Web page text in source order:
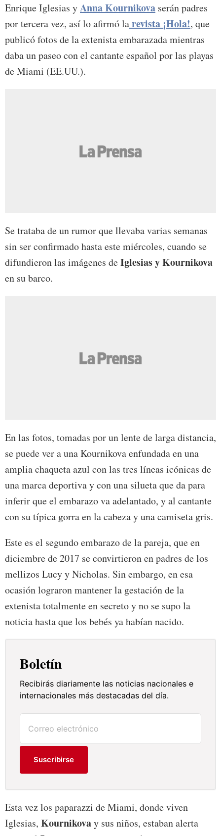
Enrique Iglesias yAnna Kournikova serán padres
por tercera vez, así lo afirmó larevista ¡Hola!, que
publicó fotos de la extenista embarazada mientras
daba un paseo con el cantante español por las playas
de Miami (EE.UU.).
Se trataba de un rumor que llevaba varias semanas
sin ser confirmado hasta este miércoles, cuando se
difundieron las imágenes deIglesias y Kournikova
en su barco.
En las fotos, tomadas por un lente de larga distancia,
se puede ver a una Kournikova enfundada en una
amplia chaqueta azul con las tres líneas icónicas de
una marca deportiva y con una silueta que da para
inferir que el embarazo va adelantado, y al cantante
con su típica gorra en la cabeza y una camiseta gris.
Este es el segundo embarazo de la pareja, que en
diciembre de 2017 se convirtieron en padres de los
mellizos Lucy y Nicholas. Sin embargo, en esa
ocasión lograron mantener la gestación de la
extenista totalmente en secreto y no se supo la
noticia hasta que los bebés ya habían nacido.
Boletín
Recibirás diariamente las noticias nacionales e
internacionales más destacadas del día.
Suscribirse
Esta vez los paparazzi de Miami, donde viven
Iglesias, Kournikovay sus niños, estaban alerta